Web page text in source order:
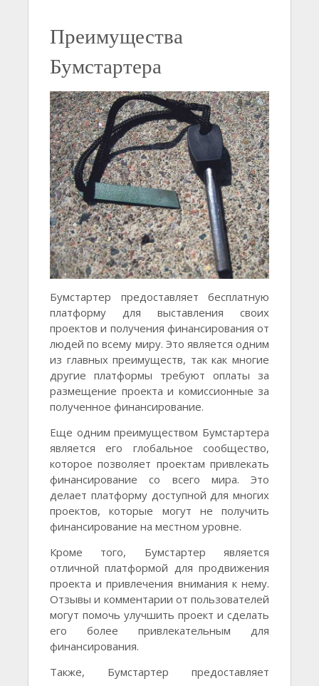
Преимущества
Бумстартера
Бумстартер предоставляет бесплатную
платформу для выставления своих
проектов и получения финансирования от
людей по всему миру. Это является одним
из главных преимуществ, так как многие
другие платформы требуют оплаты за
размещение проекта и комиссионные за
полученное финансирование.
Еще одним преимуществом Бумстартера
является его глобальное сообщество,
которое позволяет проектам привлекать
финансирование со всего мира. Это
делает платформу доступной для многих
проектов, которые могут не получить
финансирование на местном уровне.
Кроме того, Бумстартер является
отличной платформой для продвижения
проекта и привлечения внимания к нему.
Отзывы и комментарии от пользователей
могут помочь улучшить проект и сделать
его более привлекательным для
финансирования.
Также, Бумстартер предоставляет